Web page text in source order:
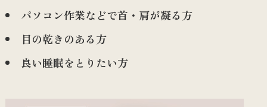
パソコン作業などで首・肩が凝る方
目の乾きのある方
良い睡眠をとりたい方